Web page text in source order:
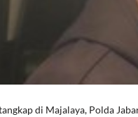
di Majalaya, Polda